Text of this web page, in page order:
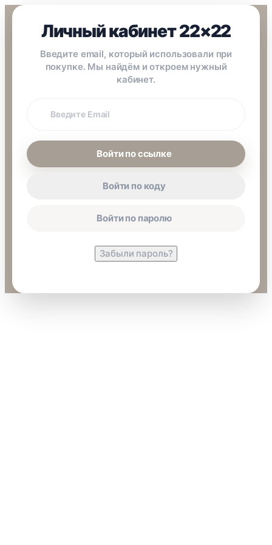
Личный кабинет 22×22
Введите email, который использовали при
покупке. Мы найдём и откроем нужный
кабинет.
покупки
Войти по ссылке
Войти по коду
Войти по паролю
Забыли пароль?